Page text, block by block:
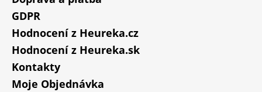
GDPR
Hodnocení z Heureka.cz
Hodnocení z Heureka.sk
Kontakty
Moje Objednávka